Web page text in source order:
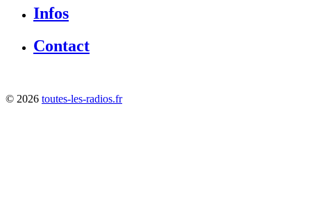
Infos
Contact
© 2026 toutes-les-radios.fr